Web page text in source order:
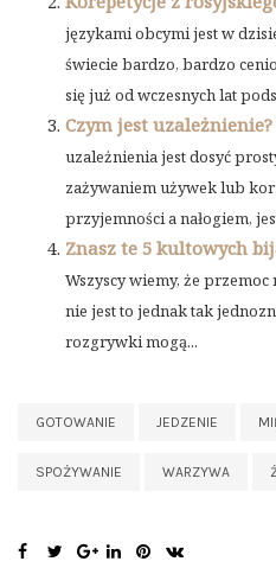
językami obcymi jest w
świecie bardzo, bardzo
się już od wczesnych lat
Czym jest uzależnienie?
uzależnienia jest dosyć
zażywaniem używek lub
przyjemności a nałogiem,
Znasz te 5 kultowych
Wszyscy wiemy, że
nie jest to jednak tak
rozgrywki mogą...
GOTOWANIE JEDZENIE
SPOŻYWANIE WARZYWA